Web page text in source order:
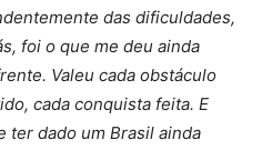
das dificuldades,
foi o que me deu ainda
Valeu cada obstáculo
cada conquista feita. E
ter dado um Brasil ainda